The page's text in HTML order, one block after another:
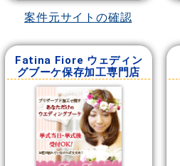
案件元サイトの確認
Fatina Fiore ウェディン
グブーケ保存加工専門店